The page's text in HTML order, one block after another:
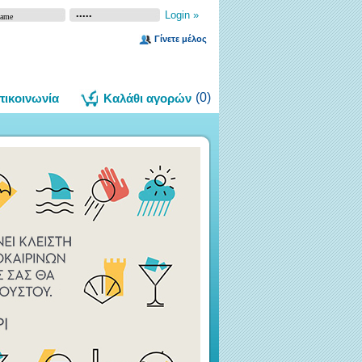
Γίνετε μέλος
Καλάθι αγορών (0)